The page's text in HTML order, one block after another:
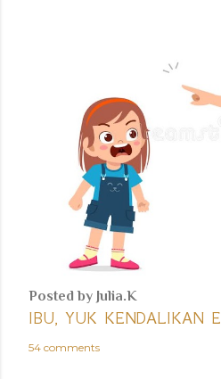
Posted by Julia.K
IBU, YUK KENDALIKAN
54 comments